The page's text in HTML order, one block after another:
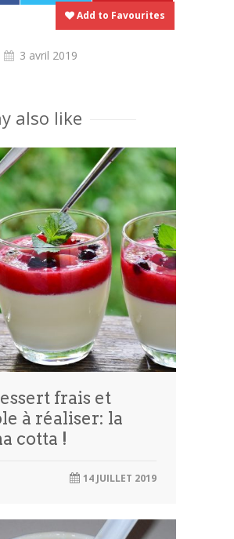
Add to Favourites
3 avril 2019
also like
frais et
à réaliser: la
cotta !
14 JUILLET 2019